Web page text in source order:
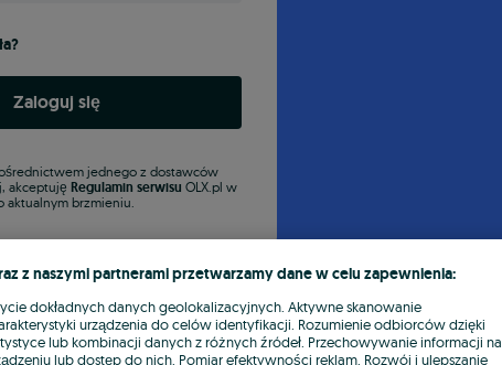
Zaloguj się
jednego z dostawców
akceptuję Regulamin serwisu OLX.pl w
aktualnym brzmieniu.
z naszymi partnerami przetwarzamy dane w celu zapewnienia:
dokładnych danych geolokalizacyjnych. Aktywne skanowanie
urządzenia do celów identyfikacji. Rozumienie odbiorców dzięki
lub kombinacji danych z różnych źródeł. Przechowywanie informacji na
lub dostęp do nich. Pomiar efektywności reklam. Rozwój i ulepszanie